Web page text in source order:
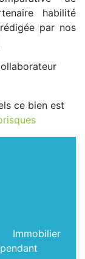
habilité
par nos
ce bien est